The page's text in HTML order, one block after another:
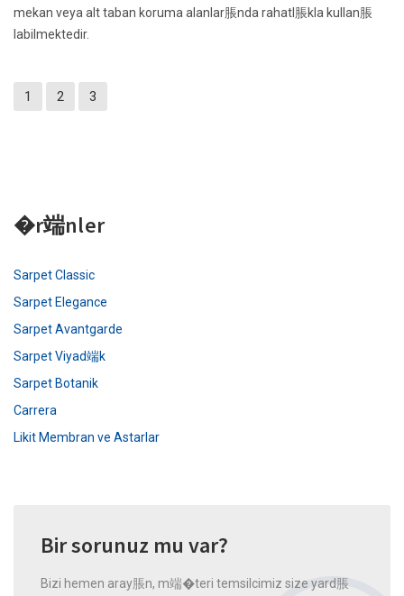
mekan veya alt taban koruma alanlar脹nda rahatl脹kla kullan脹
labilmektedir.
1 2 3
�r端nler
Sarpet Classic
Sarpet Elegance
Sarpet Avantgarde
Sarpet Viyad端k
Sarpet Botanik
Carrera
Likit Membran ve Astarlar
Bir sorunuz mu var?
Bizi hemen aray脹n, m端�teri temsilcimiz size yard脹